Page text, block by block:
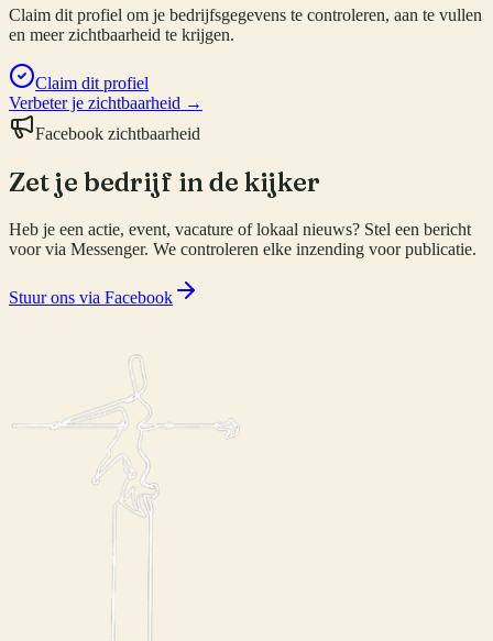
Claim dit profiel om je bedrijfsgegevens te controleren, aan te vullen
en meer zichtbaarheid te krijgen.
Claim dit profiel
Verbeter je zichtbaarheid →
Facebook zichtbaarheid
Zet je bedrijf in de kijker
Heb je een actie, event, vacature of lokaal nieuws? Stel een bericht
voor via Messenger. We controleren elke inzending voor publicatie.
Stuur ons via Facebook